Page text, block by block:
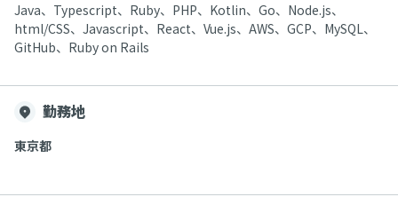
Java、Typescript、Ruby、PHP、Kotlin、Go、Node.js、
html/CSS、Javascript、React、Vue.js、AWS、GCP、MySQL、
GitHub、Ruby on Rails
勤務地
東京都